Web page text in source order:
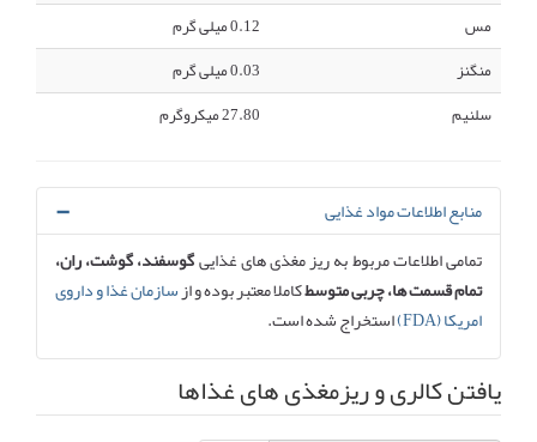
مس
0.12 میلی گرم
منگنز
0.03 میلی گرم
سلنیم
27.80 میکروگرم
منابع اطلاعات مواد غذایی
تمامی اطلاعات مربوط به ریز مغذی های غذاییگوسفند، گوشت، ران،
تمام قسمت ها، چربی متوسطکاملا معتبر بوده و ازسازمان غذا و داروی
امریکا (FDA)
استخراج شده است.
یافتن کالری و ریزمغذی های غذاها